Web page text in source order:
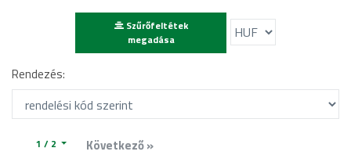
Szűrőfeltétek
megadása
Rendezés:
1 / 2 Következő »